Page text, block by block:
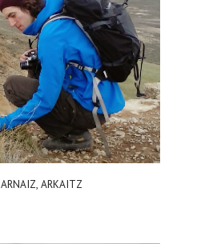
ARNAIZ, ARKAITZ